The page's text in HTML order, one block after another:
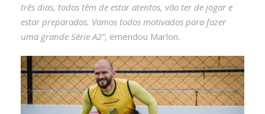
três dias, todos têm de estar atentos, vão ter de jogar e
estar preparados. Vamos todos motivados para fazer
uma grande Série A2”, emendou Marlon.